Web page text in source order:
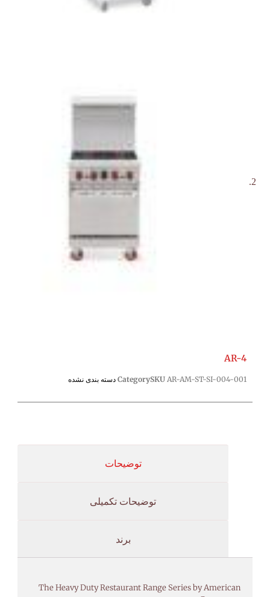
AR-4
SKU AR-AM-ST-SI-004-001
Category دسته بندی نشده
توضیحات
توضیحات تکمیلی
برند
The Heavy Duty Restaurant Range Series by American